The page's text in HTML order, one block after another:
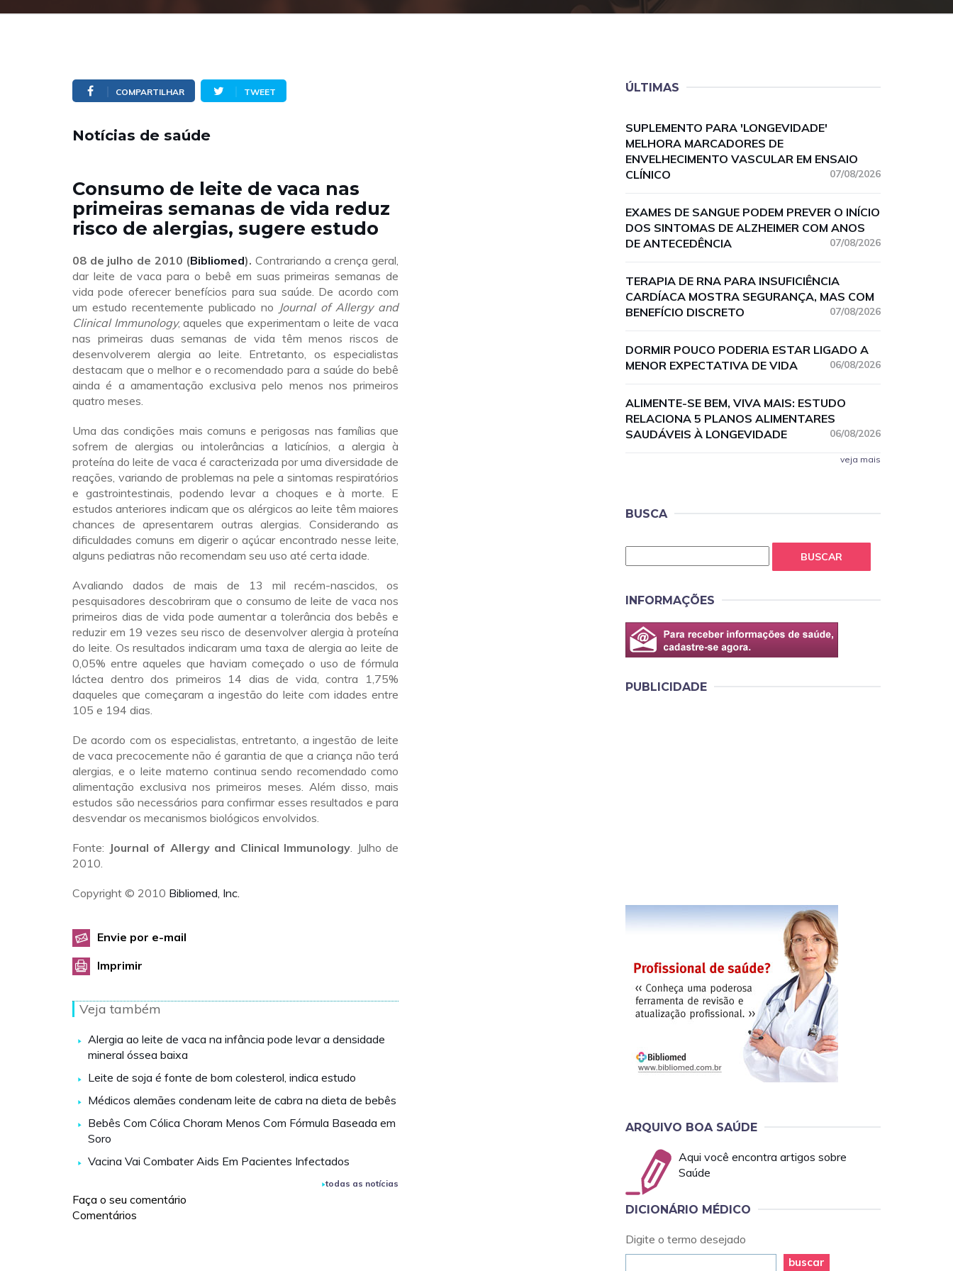
COMPARTILHAR TWEET
Notícias de saúde
Consumo de leite de vaca nas
primeiras semanas de vida reduz
risco de alergias, sugere estudo
08 de julho de 2010 (Bibliomed).Contrariando a crença geral,
dar leite de vaca para o bebê em suas primeiras semanas de
vida pode oferecer benefícios para sua saúde. De acordo com
um estudo recentemente publicado no Journal of Allergy and
Clinical Immunology, aqueles que experimentam o leite de vaca
nas primeiras duas semanas de vida têm menos riscos de
desenvolverem alergia ao leite. Entretanto, os especialistas
destacam que o melhor e o recomendado para a saúde do bebê
ainda é a amamentação exclusiva pelo menos nos primeiros
quatro meses.
Uma das condições mais comuns e perigosas nas famílias que
sofrem de alergias ou intolerâncias a laticínios, a alergia à
proteína do leite de vaca é caracterizada por uma diversidade de
reações, variando de problemas na pele a sintomas respiratórios
e gastrointestinais, podendo levar a choques e à morte. E
estudos anteriores indicam que os alérgicos ao leite têm maiores
chances de apresentarem outras alergias. Considerando as
dificuldades comuns em digerir o açúcar encontrado nesse leite,
alguns pediatras não recomendam seu uso até certa idade.
Avaliando dados de mais de 13 mil recém-nascidos, os
pesquisadores descobriram que o consumo de leite de vaca nos
primeiros dias de vida pode aumentar a tolerância dos bebês e
reduzir em 19 vezes seu risco de desenvolver alergia à proteína
do leite. Os resultados indicaram uma taxa de alergia ao leite de
0,05% entre aqueles que haviam começado o uso de fórmula
láctea dentro dos primeiros 14 dias de vida, contra 1,75%
daqueles que começaram a ingestão do leite com idades entre
105 e 194 dias.
De acordo com os especialistas, entretanto, a ingestão de leite
de vaca precocemente não é garantia de que a criança não terá
alergias, e o leite materno continua sendo recomendado como
alimentação exclusiva nos primeiros meses. Além disso, mais
estudos são necessários para confirmar esses resultados e para
desvendar os mecanismos biológicos envolvidos.
Fonte: Journal of Allergy and Clinical Immunology. Julho de
2010.
Copyright © 2010 Bibliomed, Inc.
Envie por e-mail
Imprimir
Veja também
Alergia ao leite de vaca na infância pode levar a densidade
mineral óssea baixa
Leite de soja é fonte de bom colesterol, indica estudo
Médicos alemães condenam leite de cabra na dieta de bebês
Bebês Com Cólica Choram Menos Com Fórmula Baseada em
Soro
Vacina Vai Combater Aids Em Pacientes Infectados
todas as notícias
Faça o seu comentário
Comentários
ÚLTIMAS
SUPLEMENTO PARA 'LONGEVIDADE'
MELHORA MARCADORES DE
ENVELHECIMENTO VASCULAR EM ENSAIO
CLÍNICO
07/08/2026
EXAMES DE SANGUE PODEM PREVER O INÍCIO
DOS SINTOMAS DE ALZHEIMER COM ANOS
DE ANTECEDÊNCIA
07/08/2026
TERAPIA DE RNA PARA INSUFICIÊNCIA
CARDÍACA MOSTRA SEGURANÇA, MAS COM
BENEFÍCIO DISCRETO
07/08/2026
DORMIR POUCO PODERIA ESTAR LIGADO A
MENOR EXPECTATIVA DE VIDA
06/08/2026
ALIMENTE-SE BEM, VIVA MAIS: ESTUDO
RELACIONA 5 PLANOS ALIMENTARES
SAUDÁVEIS À LONGEVIDADE
06/08/2026
veja mais
BUSCA
BUSCAR
INFORMAÇÕES
PUBLICIDADE
ARQUIVO BOA SAÚDE
Aqui você encontra artigos sobre
Saúde
DICIONÁRIO MÉDICO
Digite o termo desejado
buscar